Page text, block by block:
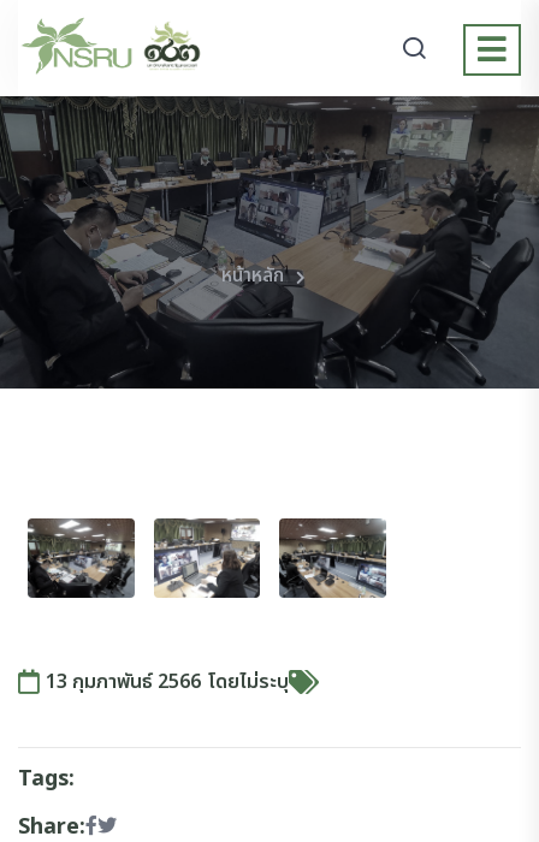
หน้าหลัก
13 กุมภาพันธ์ 2566 โดยไม่ระบุ
Tags:
Share: